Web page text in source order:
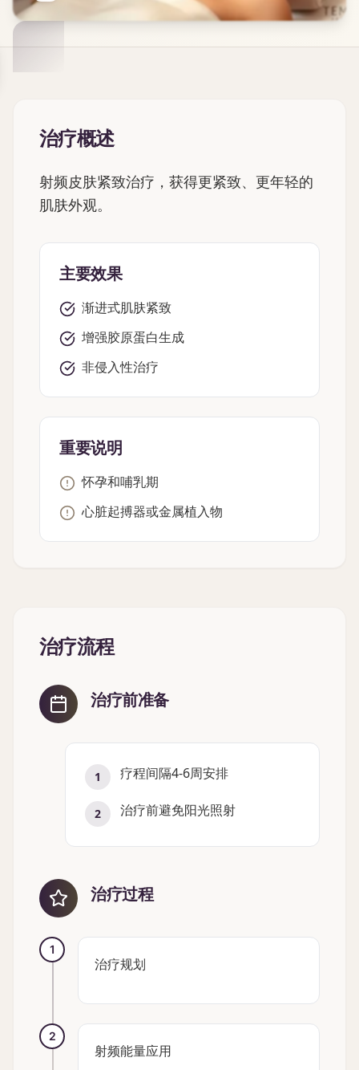
治疗概述
射频皮肤紧致治疗，获得更紧致、更年轻的
肌肤外观。
主要效果
渐进式肌肤紧致
增强胶原蛋白生成
非侵入性治疗
重要说明
怀孕和哺乳期
心脏起搏器或金属植入物
治疗流程
治疗前准备
1 疗程间隔4-6周安排
2 治疗前避免阳光照射
治疗过程
1
治疗规划
2
射频能量应用